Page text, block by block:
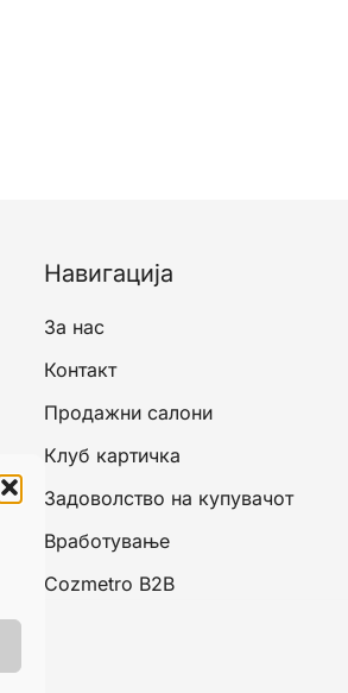
Навигација
За нас
Контакт
Продажни салони
Клуб картичка
Задоволство на купувачот
Вработување
Cozmetro B2B